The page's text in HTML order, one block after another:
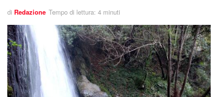
di Redazione Tempo di lettura: 4 minuti